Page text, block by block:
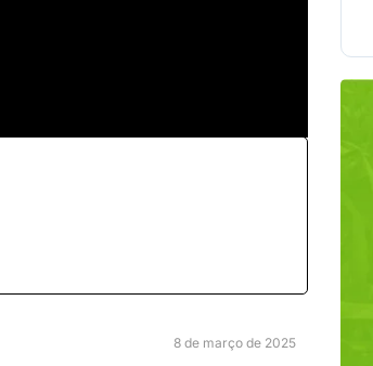
8 de março de 2025